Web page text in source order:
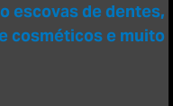
escovas de dentes,
cosméticos e muito